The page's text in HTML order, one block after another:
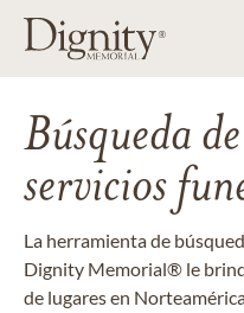
Búsqueda
servicios
La herramienta de
Dignity Memorial® le
de lugares en